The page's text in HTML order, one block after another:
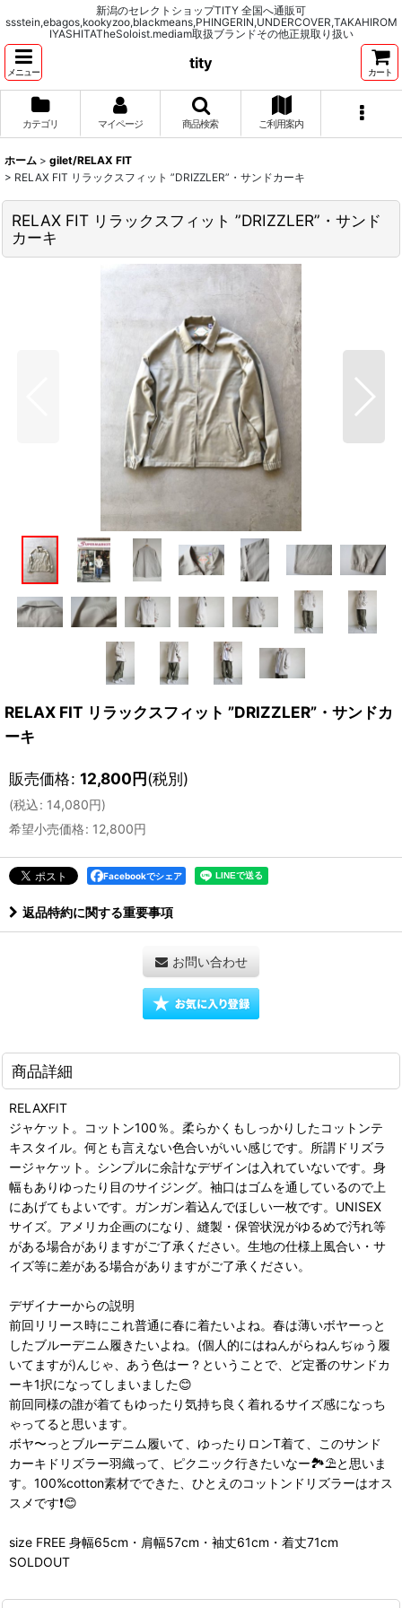
新潟のセレクトショップTITY 全国へ通販可
ssstein,ebagos,kookyzoo,blackmeans,PHINGERIN,UNDERCOVER,TAKAHIROM
IYASHITATheSoloist.mediam取扱ブランドその他正規取り扱い
メニュー
tity
カート
カテゴリ マイページ 商品検索 ご利用案内
ホーム > gilet/RELAX FIT
> RELAX FIT リラックスフィット ”DRIZZLER”・サンドカーキ
RELAX FIT リラックスフィット ”DRIZZLER”・サンド
カーキ
RELAX FIT リラックスフィット ”DRIZZLER”・サンドカ
ーキ
販売価格: 12,800円(税別)
(税込: 14,080円)
希望小売価格: 12,800円
Facebookでシェア
返品特約に関する重要事項
お問い合わせ
商品詳細
RELAXFIT
ジャケット。コットン100％。柔らかくもしっかりしたコットンテ
キスタイル。何とも言えない色合いがいい感じです。所謂ドリズラ
ージャケット。シンプルに余計なデザインは入れていないです。身
幅もありゆったり目のサイジング。袖口はゴムを通しているので上
にあげてもよいです。ガンガン着込んでほしい一枚です。UNISEX
サイズ。アメリカ企画のになり、縫製・保管状況がゆるめで汚れ等
がある場合がありますがご了承ください。生地の仕様上風合い・サ
イズ等に差がある場合がありますがご了承ください。
デザイナーからの説明
前回リリース時にこれ普通に春に着たいよね。春は薄いボヤーっと
したブルーデニム履きたいよね。(個人的にはねんがらねんぢゅう履
いてますが)んじゃ、あう色はー？ということで、ど定番のサンドカ
ーキ1択になってしまいました😊
前回同様の誰が着てもゆったり気持ち良く着れるサイズ感になっち
ゃってると思います。
ボヤ〜っとブルーデニム履いて、ゆったりロンT着て、このサンド
カーキドリズラー羽織って、ピクニック行きたいなー🏞️⛱️と思いま
す。100%cotton素材でできた、ひとえのコットンドリズラーはオス
スメです❗😊
size FREE 身幅65cm・肩幅57cm・袖丈61cm・着丈71cm
SOLDOUT